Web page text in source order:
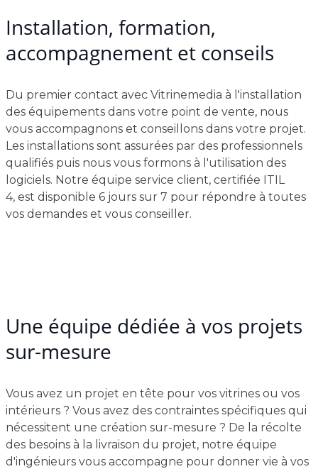
Installation, formation,
accompagnement et conseils
Du premier contact avec Vitrinemedia à l'installation
des équipements dans votre point de vente, nous
vous accompagnons et conseillons dans votre projet.
Les installations sont assurées par des professionnels
qualifiés puis nous vous formons à l'utilisation des
logiciels. Notre équipe service client, certifiée ITIL
4, est disponible 6 jours sur 7 pour répondre à toutes
vos demandes et vous conseiller.
Une équipe dédiée à vos projets
sur-mesure
Vous avez un projet en tête pour vos vitrines ou vos
intérieurs ? Vous avez des contraintes spécifiques qui
nécessitent une création sur-mesure ? De la récolte
des besoins à la livraison du projet, notre équipe
d'ingénieurs vous accompagne pour donner vie à vos